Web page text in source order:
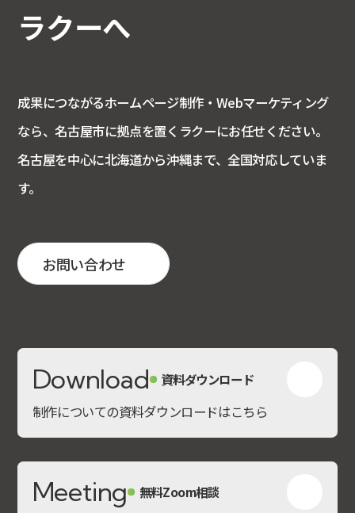
ラクーへ
成果につながるホームページ制作・Webマーケティング
なら、名古屋市に拠点を置くラクーにお任せください。
名古屋を中心に北海道から沖縄まで、全国対応していま
す。
お問い合わせ
Download 資料ダウンロード
制作についての資料ダウンロードはこちら
Meeting 無料Zoom相談